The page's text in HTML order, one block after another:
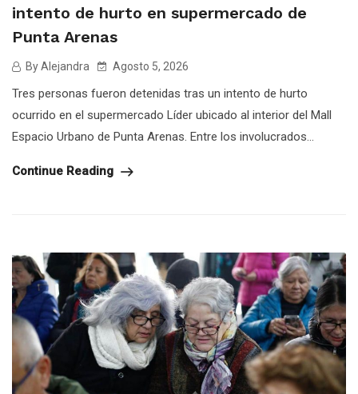
intento de hurto en supermercado de
Punta Arenas
By Alejandra Agosto 5, 2026
Tres personas fueron detenidas tras un intento de hurto
ocurrido en el supermercado Líder ubicado al interior del Mall
Espacio Urbano de Punta Arenas. Entre los involucrados...
Continue Reading